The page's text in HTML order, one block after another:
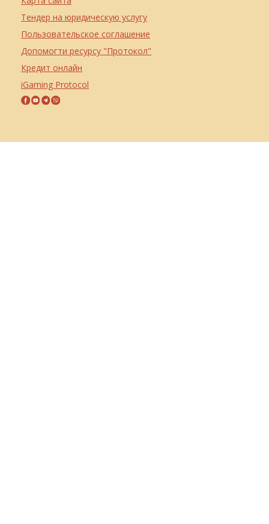
Тендер на юридическую услугу
Пользовательское соглашение
Допомогти ресурсу "Протокол"
Кредит онлайн
iGaming Protocol